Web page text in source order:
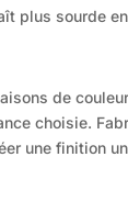
plus sourde
de
choisie.
une finition